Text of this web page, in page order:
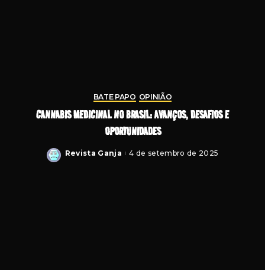
BATE PAPO OPINIÃO
CANNABIS MEDICINAL NO BRASIL: AVANÇOS, DESAFIOS E
OPORTUNIDADES
Posted
Revista Ganja 4 de setembro de 2025